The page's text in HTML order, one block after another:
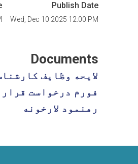
Publish Date
Wed, Dec 10 2025 12:00 PM
Documents
لایحه وظایف
فورم درخواست
رهنمود لارخونه